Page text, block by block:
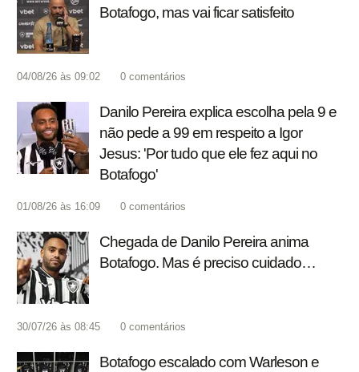
Botafogo, mas vai ficar satisfeito
04/08/26 às 09:02 0 comentários
Danilo Pereira explica escolha pela 9 e
não pede a 99 em respeito a Igor
Jesus: 'Por tudo que ele fez aqui no
Botafogo'
01/08/26 às 16:09 0 comentários
Chegada de Danilo Pereira anima
Botafogo. Mas é preciso cuidado…
30/07/26 às 08:45 0 comentários
Botafogo escalado com Warleson e